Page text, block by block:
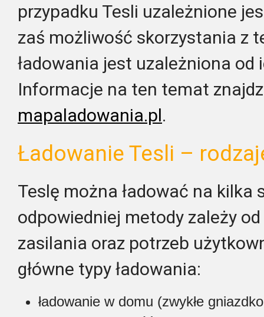
przypadku Tesli uzależnione
zaś możliwość skorzystania z
ładowania jest uzależniona od
Informacje na ten temat
mapaladowania.pl.
Ładowanie Tesli –
Teslę można ładować na kilka
odpowiedniej metody zależy
zasilania oraz potrzeb
główne typy ładowania:
ładowanie w domu (zwykłe